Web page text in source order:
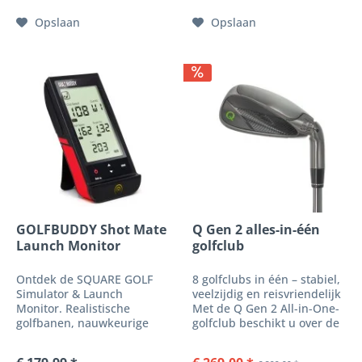
slanke, innovatieve roll-up
systeem verander Je Jouw
Opslaan
positie van het clubblad bij
impact en om Je...
Opslaan
GOLFBUDDY Shot Mate
Launch Monitor
Ontdek de SQUARE GOLF
Simulator & Launch
Monitor. Realistische
golfbanen, nauwkeurige
Q Gen 2 alles-in-één
golfclub
8 golfclubs in één – stabiel,
veelzijdig en reisvriendelijk
Met de Q Gen 2 All-in-One-
golfclub beschikt u over de